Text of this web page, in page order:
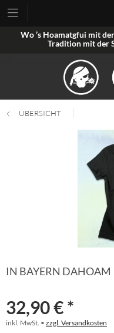
Wo ’s Hoamatgfui mit
Tradition mit der
ÜBERSICHT
IN BAYERN DAHOAM
32,90 € *
inkl. MwSt. • zzgl. Versandkosten